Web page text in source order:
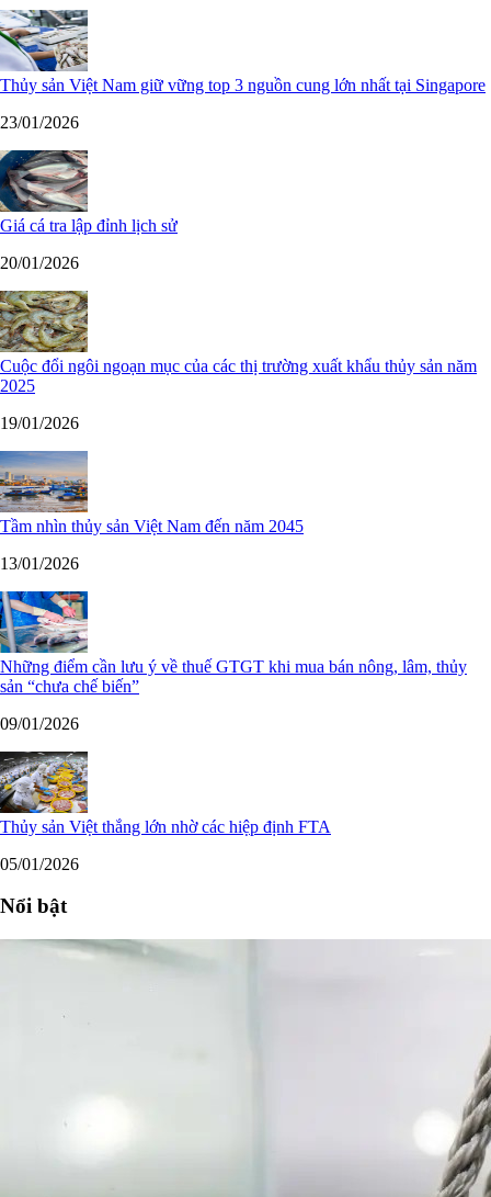
Thủy sản Việt Nam giữ vững top 3 nguồn cung lớn nhất tại Singapore
23/01/2026
Giá cá tra lập đỉnh lịch sử
20/01/2026
Cuộc đổi ngôi ngoạn mục của các thị trường xuất khẩu thủy sản năm
2025
19/01/2026
Tầm nhìn thủy sản Việt Nam đến năm 2045
13/01/2026
Những điểm cần lưu ý về thuế GTGT khi mua bán nông, lâm, thủy
sản “chưa chế biến”
09/01/2026
Thủy sản Việt thắng lớn nhờ các hiệp định FTA
05/01/2026
Nổi bật